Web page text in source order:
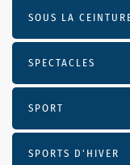
SOUS LA
SPECTACLES
SPORT
SPORTS D'HIVER